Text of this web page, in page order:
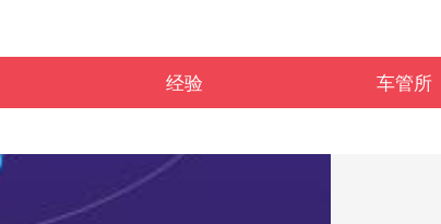
经验
车管所